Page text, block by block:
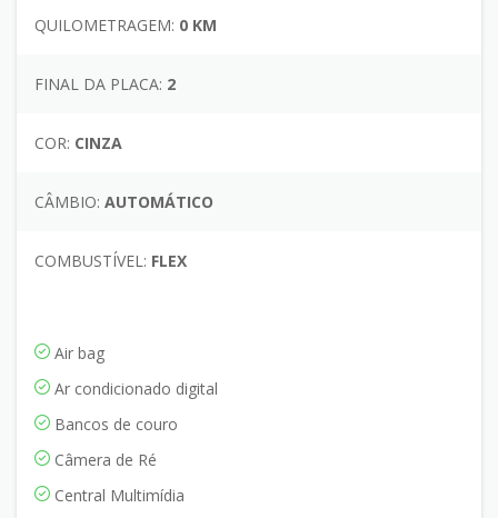
QUILOMETRAGEM: 0 KM
FINAL DA PLACA: 2
COR: CINZA
CÂMBIO: AUTOMÁTICO
COMBUSTÍVEL: FLEX
Air bag
Ar condicionado digital
Bancos de couro
Câmera de Ré
Central Multimídia